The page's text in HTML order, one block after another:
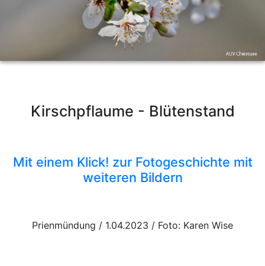
Kirschpflaume - Blütenstand
Mit einem Klick! zur Fotogeschichte mit
weiteren Bildern
Prienmündung / 1.04.2023 / Foto: Karen Wise